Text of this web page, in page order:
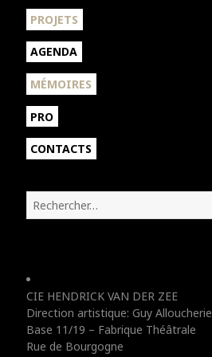
PROJETS
AGENDA
MÉMOIRES
PRO
CONTACTS
e
r
c
h
e
r
CIE HENDRICK VAN DER ZEE
Direction artistique: Guy Alloucherie
Base 11/19 – Fabrique Théâtrale
Rue de Bourgogne